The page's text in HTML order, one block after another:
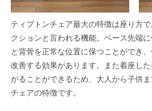
ティプトンチェア最大の特徴は座り方
クションと言われる機能。ベース先端
と背骨を正常な位置に保つことができ
改善する効果があります。また着座し
がることができるため、大人から子供
チェアの特徴です。